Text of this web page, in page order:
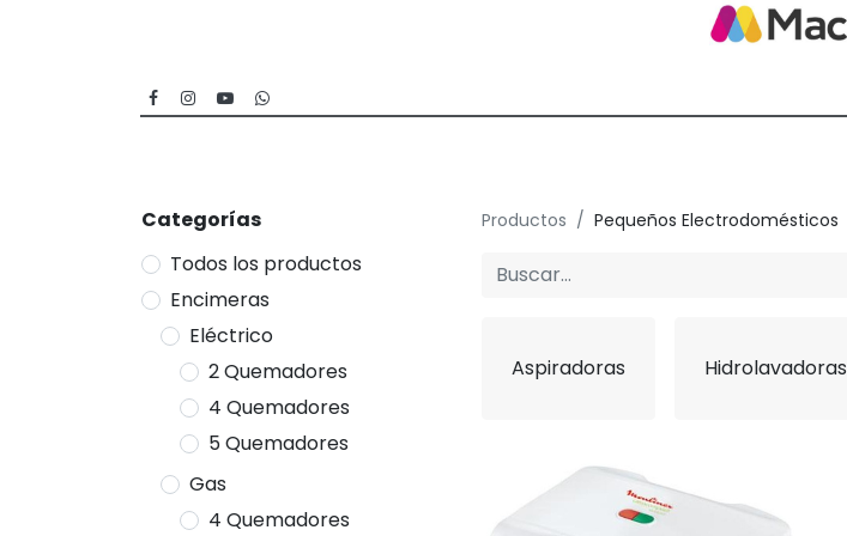
Categorías
Todos los productos
Encimeras
Eléctrico
2 Quemadores
4 Quemadores
5 Quemadores
Gas
4 Quemadores
Productos Pequeños Electrodomésticos
Aspiradoras Hidrolavadoras